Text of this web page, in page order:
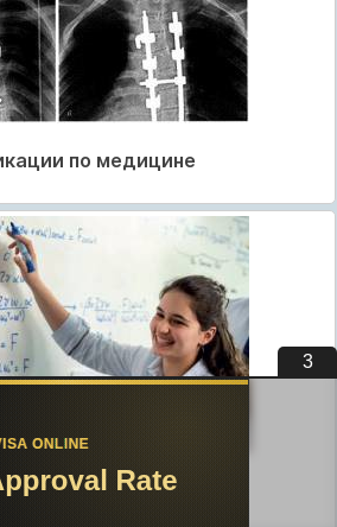
по медицине
по педагогике
2